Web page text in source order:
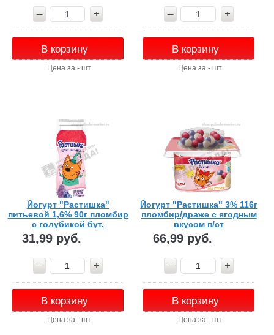
В корзину
Цена за - шт
В корзину
Цена за - шт
Йогурт "Растишка"
питьевой 1,6% 90г пломбир
с голубикой бут.
31,99 руб.
В корзину
Цена за - шт
Йогурт "Растишка" 3% 116г
пломбир/драже с ягодным
вкусом п/ст
66,99 руб.
В корзину
Цена за - шт